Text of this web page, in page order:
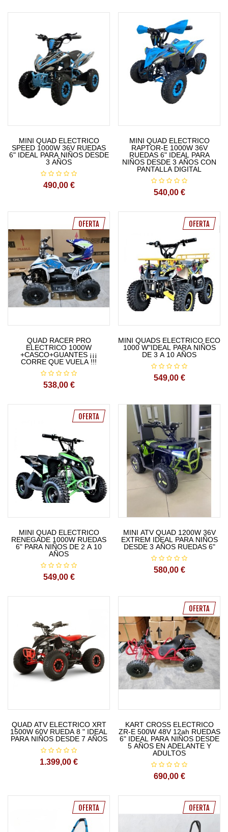
MINI QUAD ELECTRICO
SPEED 1000W 36V RUEDAS
6" IDEAL PARA NIÑOS DESDE
3 AÑOS
490,00 €
MINI QUAD ELECTRICO
RAPTOR-E 1000W 36V
RUEDAS 6" IDEAL PARA
NIÑOS DESDE 3 AÑOS CON
PANTALLA DIGITAL
540,00 €
OFERTA
QUAD RACER PRO
ELECTRICO 1000W
+CASCO+GUANTES ¡¡¡
CORRE QUE VUELA !!!
538,00 €
OFERTA
MINI QUADS ELECTRICO ECO
1000 W"IDEAL PARA NIÑOS
DE 3 A 10 AÑOS
549,00 €
OFERTA
MINI QUAD ELECTRICO
RENEGADE 1000W RUEDAS
6" PARA NIÑOS DE 2 A 10
AÑOS
549,00 €
MINI ATV QUAD 1200W 36V
EXTREM IDEAL PARA NIÑOS
DESDE 3 AÑOS RUEDAS 6"
580,00 €
QUAD ATV ELECTRICO XRT
1500W 60V RUEDA 8 " IDEAL
PARA NIÑOS DESDE 7 AÑOS
1.399,00 €
OFERTA
KART CROSS ELECTRICO
ZR-E 500W 48V 12ah RUEDAS
6" IDEAL PARA NIÑOS DESDE
5 AÑOS EN ADELANTE Y
ADULTOS
690,00 €
OFERTA OFERTA